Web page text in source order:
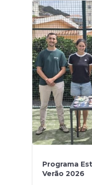
além do
atividades
jogos com
novidade
ao ar livre,
Atividades
Caniço
mês de
fechadas!
Programa
Verão 2026